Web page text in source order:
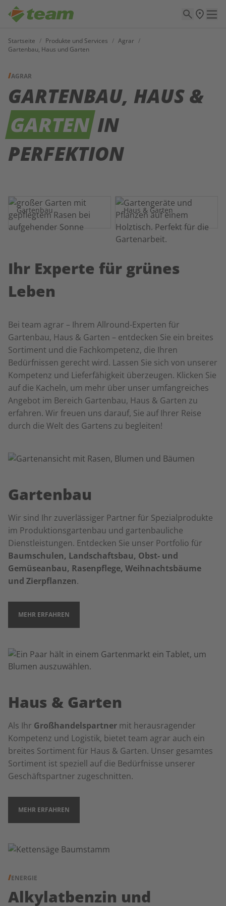
Startseite / Produkte und Services / Agrar /
Gartenbau, Haus und Garten
AGRAR
GARTENBAU, HAUS &
GARTENIN
PERFEKTION
Gartenbau Haus & Garten
Ihr Experte für grünes
Leben
Bei team agrar – Ihrem Allround-Experten für
Gartenbau, Haus & Garten – entdecken Sie ein breites
Sortiment und die Fachkompetenz, die Ihren
Bedürfnissen gerecht wird. Lassen Sie sich von unserer
Kompetenz und Lieferfähigkeit überzeugen. Klicken Sie
auf die Kacheln, um mehr über unser umfangreiches
Angebot im Bereich Gartenbau, Haus & Garten zu
erfahren. Wir freuen uns darauf, Sie auf Ihrer Reise
durch die Welt des Gartens zu begleiten!
Gartenbau
Wir sind Ihr zuverlässiger Partner für Spezialprodukte
im Produktionsgartenbau und gartenbauliche
Dienstleistungen. Entdecken Sie unser Portfolio für
Baumschulen, Landschaftsbau, Obst- und
Gemüseanbau, Rasenpflege, Weihnachtsbäume
und Zierpflanzen.
MEHR ERFAHREN
Haus & Garten
Als Ihr Großhandelspartner mit herausragender
Kompetenz und Logistik, bietet team agrar auch ein
breites Sortiment für Haus & Garten. Unser gesamtes
Sortiment ist speziell auf die Bedürfnisse unserer
Geschäftspartner zugeschnitten.
MEHR ERFAHREN
ENERGIE
Alkylatbenzin und